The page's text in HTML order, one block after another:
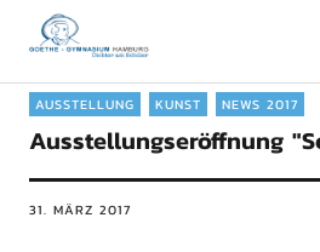
Goethe-
AUSSTELLUNG KUNST NEWS 2017
Ausstellungseröffnung
31. MÄRZ 2017